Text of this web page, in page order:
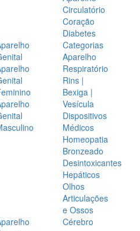
Circulatório
Coração
Diabetes
Categorias
Aparelho
Respiratório
Rins |
Bexiga |
Vesícula
Dispositivos
Médicos
Homeopatia
Bronzeado
Desintoxicantes
Hepáticos
Olhos
Articulações
e Ossos
Cérebro